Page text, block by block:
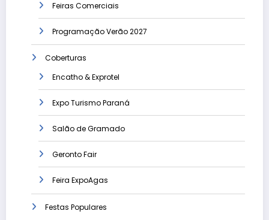
Feiras Comerciais
Programação Verão 2027
Coberturas
Encatho & Exprotel
Expo Turismo Paraná
Salão de Gramado
Geronto Fair
Feira ExpoAgas
Festas Populares